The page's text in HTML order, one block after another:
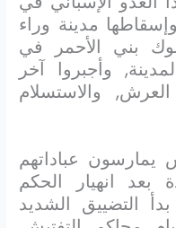
مدينة وراء
بني الأحمر في
وأجبروا آخر
والاستسلام
عباداتهم
بعد انهيار الحكم
التضييق الشديد